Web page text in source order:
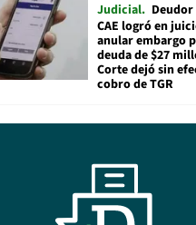
Judicial
CAE logró en
anular embargo
deuda de $27
Corte dejó sin
cobro de TGR